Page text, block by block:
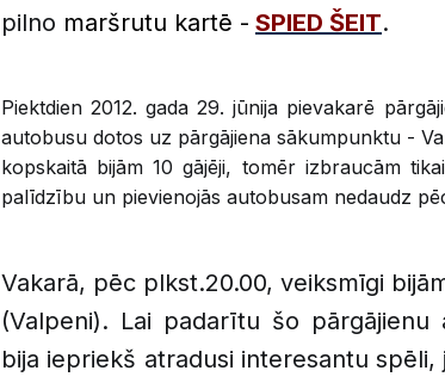
pilno maršrutu kartē - SPIED ŠEIT.
Piektdien 2012. gada 29. jūnija pievakarē
autobusu dotos uz pārgājiena sākumpunktu -
kopskaitā bijām 10 gājēji, tomēr izbraucām
palīdzību un pievienojās autobusam nedaudz
Vakarā, pēc plkst.20.00, veiksmīgi
(Valpeni). Lai padarītu šo pārgājienu
bija iepriekš atradusi interesantu